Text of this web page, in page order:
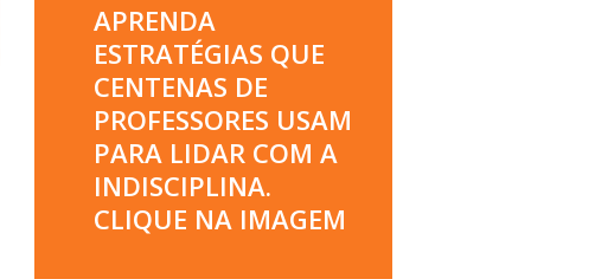
APRENDA
ESTRATÉGIAS QUE
CENTENAS DE
PROFESSORES USAM
PARA LIDAR COM A
INDISCIPLINA.
CLIQUE NA IMAGEM